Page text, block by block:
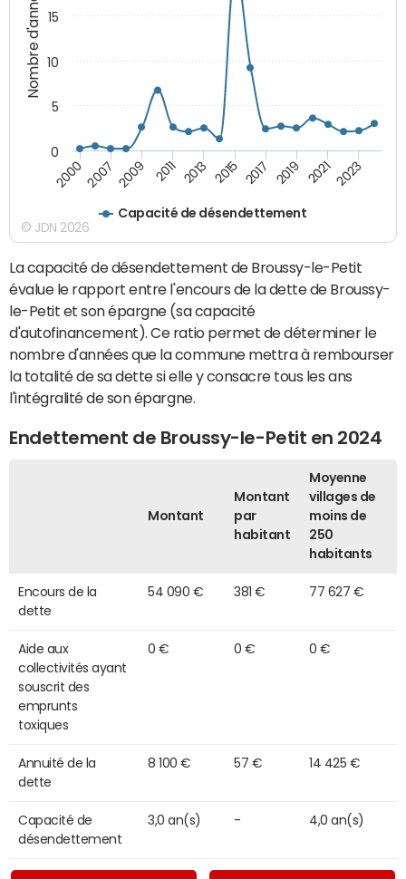
Nombre d'années
Capacité de désendettement
2000 2007 2009 2011 2013 2015 2017 2019 2021 2023
0
5
10
15
© JDN 2026
La capacité de désendettement de Broussy-le-Petit
évalue le rapport entre l'encours de la dette de Broussy-
le-Petit et son épargne (sa capacité
d'autofinancement). Ce ratio permet de déterminer le
nombre d'années que la commune mettra à rembourser
la totalité de sa dette si elle y consacre tous les ans
l'intégralité de son épargne.
Endettement de Broussy-le-Petit en 2024
Montant
Montant
par
habitant
Moyenne
villages de
moins de
250
habitants
Encours de la
dette
54 090 € 381 € 77 627 €
Aide aux
collectivités ayant
souscrit des
emprunts
toxiques
0 € 0 € 0 €
Annuité de la
dette
8 100 € 57 € 14 425 €
Capacité de
désendettement
3,0 an(s) - 4,0 an(s)